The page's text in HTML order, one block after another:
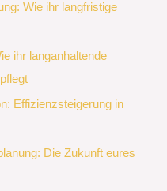
Wie ihr langfristige
ihr langanhaltende
Effizienzsteigerung in
Die Zukunft eures